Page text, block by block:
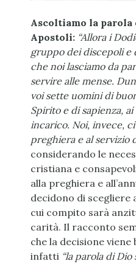
Ascoltiamo la
Apostoli: “Allora i
gruppo dei discepoli e
che noi lasciamo da
servire alle mense.
voi sette uomini di
Spirito e di sapienza,
incarico. Noi, invece,
preghiera e al servizio
considerando le
cristiana e
alla preghiera e
decidono di scegliere
cui compito sarà
carità. Il racconto
che la decisione
infatti “la parola di